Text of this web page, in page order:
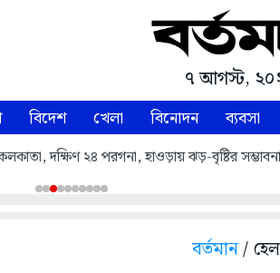
৭ আগস্ট,
বিদেশ খেলা বিনোদন ব্যবসা
দক্ষিণ ২৪ পরগনা, হাওড়ায় ঝড়-বৃষ্টির সম্ভাবনা
বর্তমান/